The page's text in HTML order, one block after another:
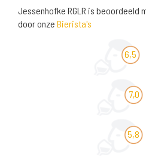
Jessenhofke RGLR is beoordeeld
door onze Bierista's
6,5
7,0
5,8